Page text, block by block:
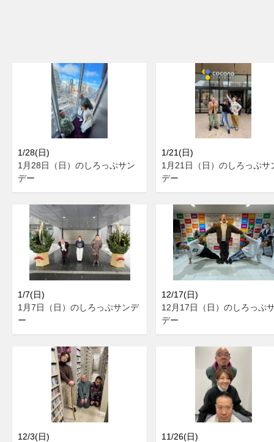
1/28(日)
1月28日（日）のしろっぷサン
デー
1/21(日)
1月21日（日）のしろっぷサ
デー
1/7(日)
1月7日（日）のしろっぷサンデ
ー
12/17(日)
12月17日（日）のしろっぷ
デー
12/3(日)
11/26(日)